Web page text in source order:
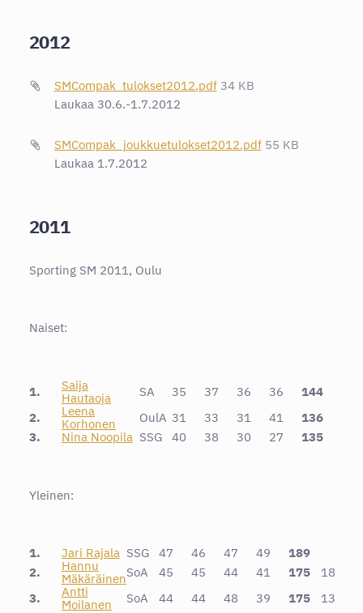
2012
SMCompak_tulokset2012.pdf 34 KB
Laukaa 30.6.-1.7.2012
SMCompak_joukkuetulokset2012.pdf 55 KB
Laukaa 1.7.2012
2011
Sporting SM 2011, Oulu
Naiset:
1.
Saija
Hautaoja
SA 35 37 36 36
144
2.
Leena
Korhonen
OulA 31 33 31 41
136
3.
Nina Noopila SSG 40 38 30 27 135
Yleinen:
1. Jari Rajala SSG 47 46 47 49
189
2.
Hannu
MäkäräinenSoA 45 45 44 41 175
18
3.
Antti
Moilanen
SoA 44 44 48 39 175 13